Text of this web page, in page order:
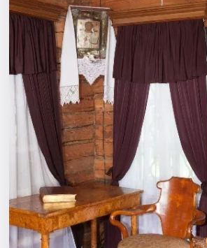
Выставки
Спорт
События
Города
Площадки
Артисты
Рейтинги